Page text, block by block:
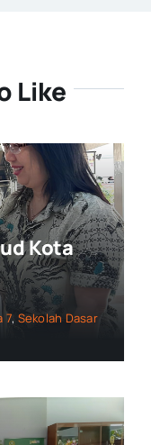
Like
Kota
7, Sekolah Dasar